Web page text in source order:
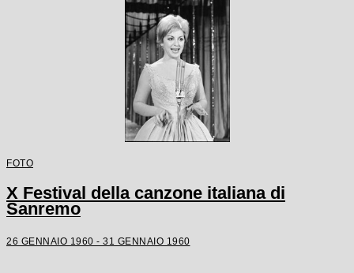
FOTO
X Festival della canzone italiana di
Sanremo
26 GENNAIO 1960 - 31 GENNAIO 1960